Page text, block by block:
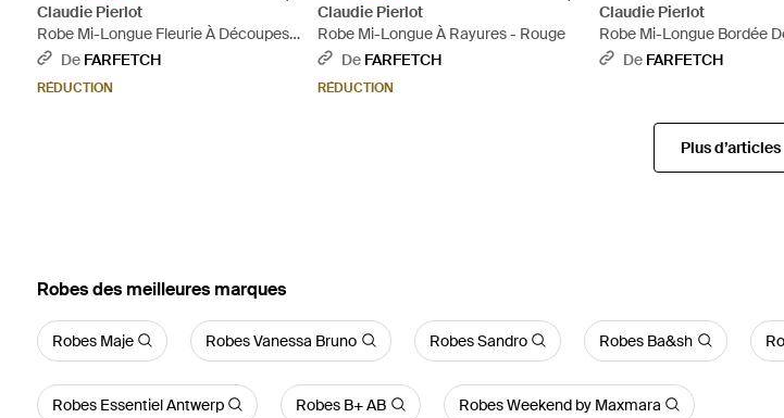
Claudie Pierlot
Robe Mi-Longue Fleurie À Découpes -
NoirDe FARFETCH
RÉDUCTION
Claudie Pierlot
Robe Mi-Longue À Rayures - Rouge
De FARFETCH
RÉDUCTION
Claudie Pierlot
Robe Mi-Longue Bordée
À Dos Ouvert - Blanc
De FARFETCH
Plus d’articles
‪Robes‬ des meilleures marques
Robes Maje Robes Vanessa Bruno Robes Sandro Robes Ba&sh
Robes Essentiel Antwerp Robes B+ AB Robes Weekend by Maxmara